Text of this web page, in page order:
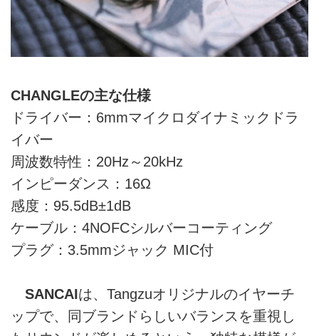
CHANGLEの主な仕様
ドライバー：6mmマイクロダイナミックドラ
イバー
周波数特性：20Hz～20kHz
インピーダンス：16Ω
感度：95.5dB±1dB
ケーブル：4NOFCシルバーコーティング
プラグ：3.5mmジャック MIC付
SANCAIは、Tangzuオリジナルのイヤーチ
ップで、同ブランドらしいバランスを重視し